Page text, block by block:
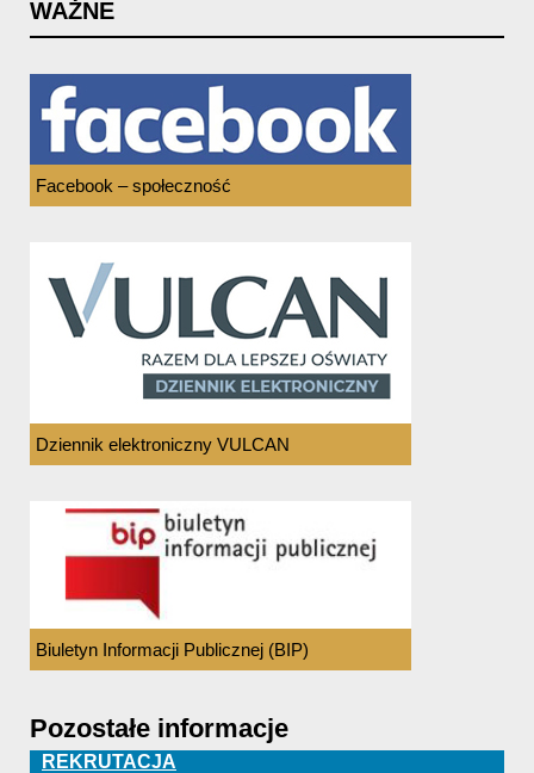
WAŻNE
Facebook – społeczność
Dziennik elektroniczny VULCAN
Biuletyn Informacji Publicznej (BIP)
Pozostałe informacje
REKRUTACJA